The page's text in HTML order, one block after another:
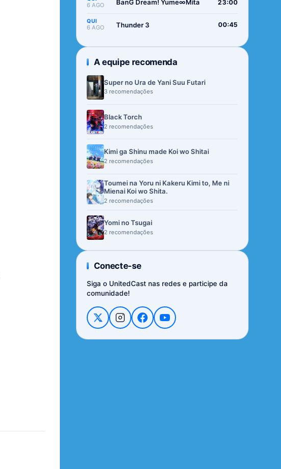
6 AGO BanG Dream! Yume∞Mita 23:00
QUI
6 AGO Thunder 3 00:45
A equipe recomenda
Super no Ura de Yani Suu Futari
3 recomendações
Black Torch
2 recomendações
Kimi ga Shinu made Koi wo Shitai
2 recomendações
Toumei na Yoru ni Kakeru Kimi to, Me ni
Mienai Koi wo Shita.
2 recomendações
Yomi no Tsugai
2 recomendações
Conecte-se
Siga o UnitedCast nas redes e participe da
comunidade!